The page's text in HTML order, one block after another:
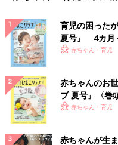
育児の困った
夏号』 4カ月
いっぱい！
赤ちゃん・育児
赤ちゃんのお
ブ 夏号』〈巻
く！ おっぱい
赤ちゃん・育児
赤ちゃんが生